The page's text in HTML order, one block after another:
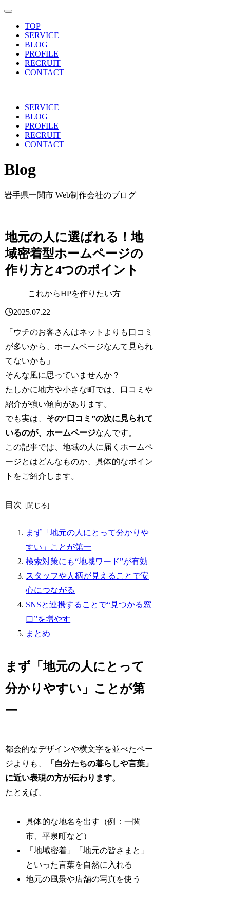
toggle navigation
TOP
SERVICE
BLOG
PROFILE
RECRUIT
CONTACT
SERVICE
BLOG
PROFILE
RECRUIT
CONTACT
Blog
岩手県一関市 Web制作会社のブログ
地元の人に選ばれる！地
域密着型ホームページの
作り方と4つのポイント
これからHPを作りたい方
2025.07.22
「ウチのお客さんはネットよりも口コミ
が多いから、ホームページなんて見られ
てないかも」
そんな風に思っていませんか？
たしかに地方や小さな町では、口コミや
紹介が強い傾向があります。
でも実は、 その“口コミ”の次に見られて
いるのが、ホームページなんです。
この記事では、地域の人に届くホームペ
ージとはどんなものか、具体的なポイン
トをご紹介します。
目次
まず「地元の人にとって分かりや
すい」ことが第一
検索対策にも“地域ワード”が有効
スタッフや人柄が見えることで安
心につながる
SNSと連携することで“見つかる窓
口”を増やす
まとめ
まず「地元の人にとって
分かりやすい」ことが第
一
都会的なデザインや横文字を並べたペー
ジよりも、
「自分たちの暮らしや言葉」
に近い表現の方が伝わります。
たとえば、
具体的な地名を出す（例：一関
市、平泉町など）
「地域密着」「地元の皆さまと」
といった言葉を自然に入れる
地元の風景や店舗の写真を使う